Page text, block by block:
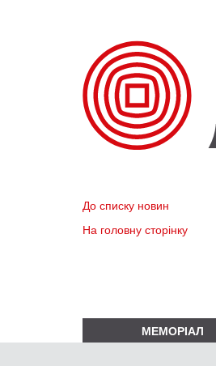
До списку новин
На головну сторінку
МЕМОРІАЛ